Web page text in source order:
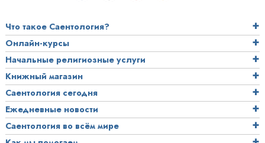
Что такое Саентология?
Онлайн-курсы
Начальные религиозные услуги
Книжный магазин
Саентология сегодня
Ежедневные новости
Саентология во всём мире